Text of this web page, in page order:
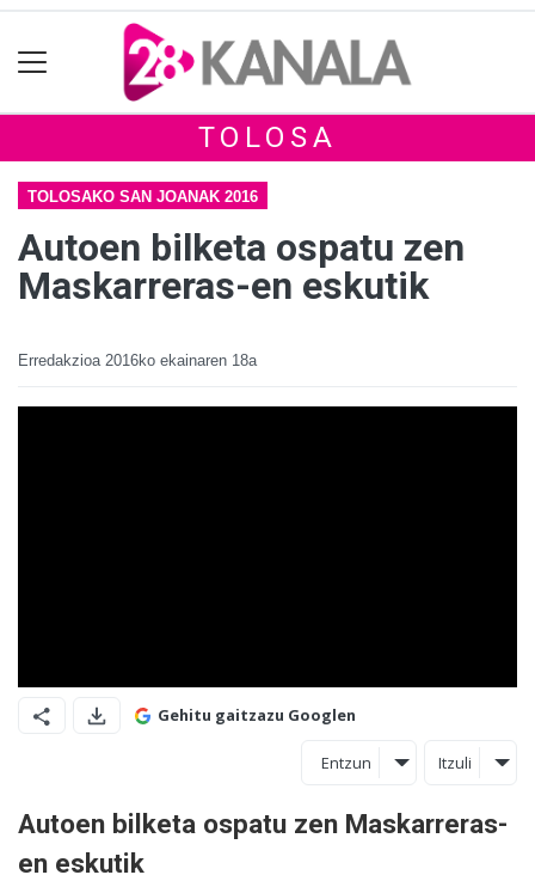
TOLOSA
TOLOSAKO SAN JOANAK 2016
Autoen bilketa ospatu zen
Maskarreras-en eskutik
Erredakzioa 2016ko ekainaren 18a
Gehitu gaitzazu Googlen
Entzun Itzuli
Autoen bilketa ospatu zen Maskarreras-
en eskutik